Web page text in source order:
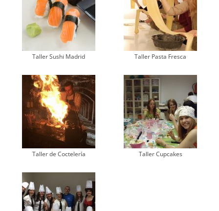
Taller Sushi Madrid Taller Pasta Fresca
Taller de Coctelería Taller Cupcakes